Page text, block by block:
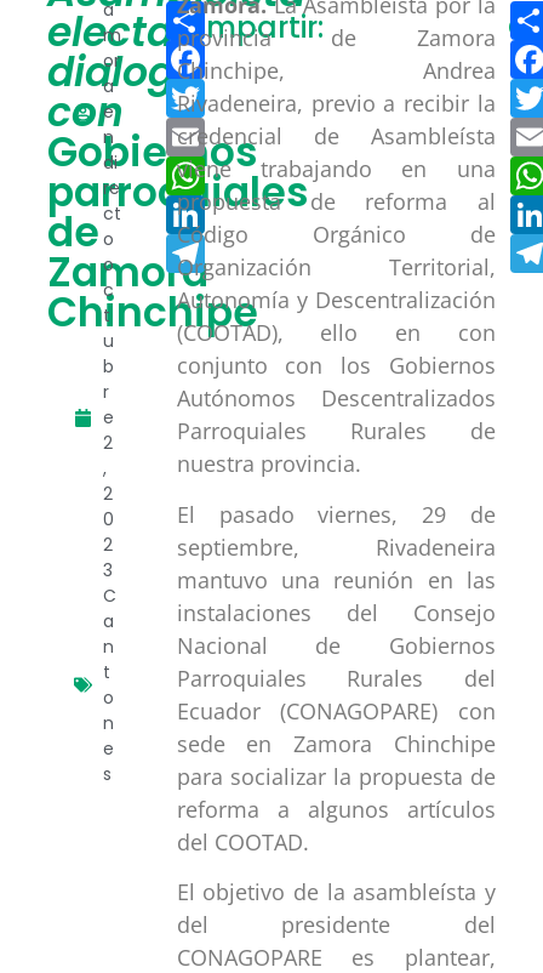
electa
dialoga
con
Gobiernos
parroquiales
de
Zamora
Chinchipe
a
m
or
a
e
n
di
re
ct
o
o
c
t
u
b
r
e
2
,
2
0
2
3
C
a
n
t
o
n
e
s
Compartir:
Compartir
Facebook
Twitter
Email
WhatsApp
LinkedIn
Telegram
provincia de Zamora
Chinchipe, Andrea
Rivadeneira, previo a recibir la
credencial de Asambleísta
viene trabajando en una
propuesta de reforma al
Código Orgánico de
Organización Territorial,
Autonomía y Descentralización
(COOTAD), ello en con
conjunto con los Gobiernos
Autónomos Descentralizados
Parroquiales Rurales de
nuestra provincia.
El pasado viernes, 29 de
septiembre, Rivadeneira
mantuvo una reunión en las
instalaciones del Consejo
Nacional de Gobiernos
Parroquiales Rurales del
Ecuador (CONAGOPARE) con
sede en Zamora Chinchipe
para socializar la propuesta de
reforma a algunos artículos
del COOTAD.
El objetivo de la asambleísta y
del presidente del
CONAGOPARE es plantear,